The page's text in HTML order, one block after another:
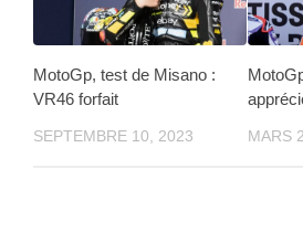
MotoGp, test de Misano :
VR46 forfait
SEPTEMBRE 10, 2023 MARS